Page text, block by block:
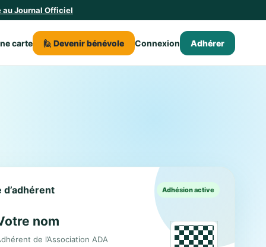
Journal Officiel
carte 🙋 Devenir bénévole Connexion Adhérer
Adhésion active
nom
de l’Association ADA